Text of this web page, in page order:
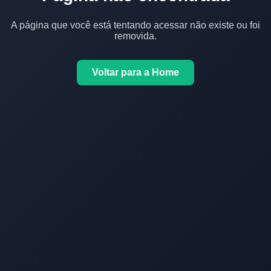
A página que você está tentando acessar não existe ou foi
removida.
Voltar para a Home